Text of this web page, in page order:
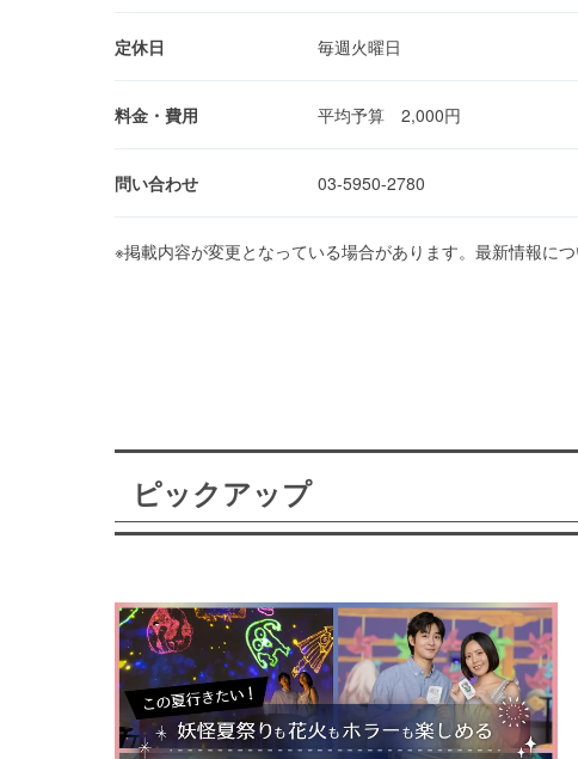
定休日 毎週火曜日
料金・費用 平均予算 2,000円
問い合わせ 03-5950-2780
※掲載内容が変更となっている場合があります。最新情報に
ピックアップ